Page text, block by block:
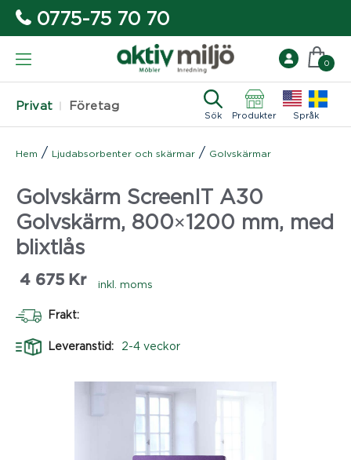
0775-75 70 70
Privat Företag
Sök Produkter Språk
0
Hem / Ljudabsorbenter och skärmar / Golvskärmar
Golvskärm ScreenIT A30
Golvskärm, 800×1200 mm, med
blixtlås
4 675 Kr inkl. moms
Frakt:
Leveranstid: 2-4 veckor